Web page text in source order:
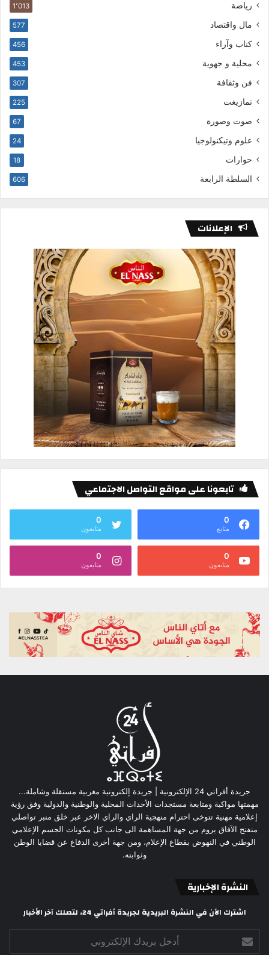
رياضة 1٬013
مال واقتصاد 577
كتاب وآراء 456
محلية و جهوية 453
فن وثقافة 307
تمازيغت 225
صوت وصورة 67
علوم وتيكنولوجيا 24
حوارات 18
السلطة الرابعة 606
الإعلانات
تابعونا على مواقع التواصل الاجتماعي
0
متابع
0
متابعون
0
متابعون
0
متابعون
جريدة أفراتي 24 الإلكترونية | جريدة إلكترونية مغربية مستقلة وشاملة...
مهمتها مواكبة ومتابعة مستجدات الأحداث المحلية والوطنية والدولية وفق رؤية
إعلامية مهنية تتوخى احترام منهجية الراي والراي الاخر عبر خلق منبر تواصلي
منفتح الآفاق يروم من جهة المساهمة الى جانب كل مكونات الجسم الإعلامي
الوطني في النهوض بقطاع الإعلام، ومن جهة أخرى الدفاع عن قضايا الوطن
وثوابته.
النشرة الإخبارية
اشترك الآن في النشرة البريدية لجريدة أفراتي 24، لتصلك آخر الأخبار
أدخل
بريدك